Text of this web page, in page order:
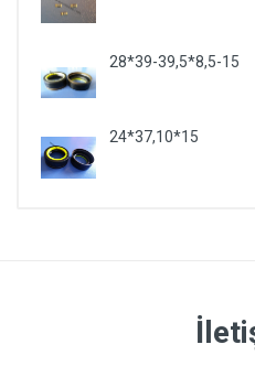
28*39-39,5*8,5-15
24*37,10*15